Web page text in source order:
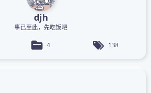
djh
事已至此，先吃饭吧
4 138